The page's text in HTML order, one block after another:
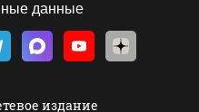
данные
издание